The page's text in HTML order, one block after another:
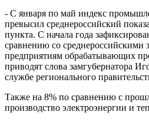
- С января по май индекс
превысил среднероссийский
пункта. С начала года
сравнению со среднероссийскими
предприятиям обрабатывающих
приводят слова замгубернатора
службе регионального
Также на 8% по сравнению с
производство электроэнергии и